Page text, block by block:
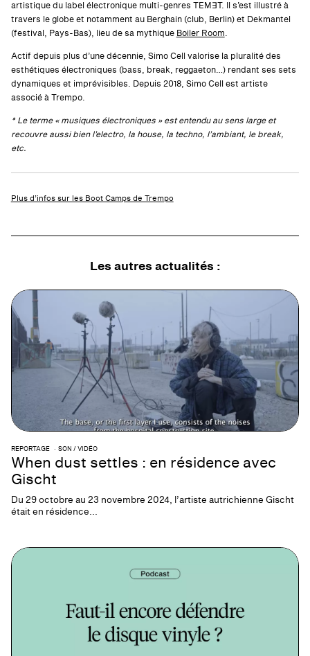
artistique du label électronique multi-genres TEM∃T. Il s’est illustré à
travers le globe et notamment au Berghain (club, Berlin) et Dekmantel
(festival, Pays-Bas), lieu de sa mythique Boiler Room.
Actif depuis plus d’une décennie, Simo Cell valorise la pluralité des
esthétiques électroniques (bass, break, reggaeton…) rendant ses sets
dynamiques et imprévisibles. Depuis 2018, Simo Cell est artiste
associé à Trempo.
* Le terme « musiques électroniques » est entendu au sens large et
recouvre aussi bien l’electro, la house, la techno, l’ambiant, le break,
etc.
Plus d’infos sur les Boot Camps de Trempo
Les autres actualités :
REPORTAGE SON / VIDÉO
When dust settles : en résidence avec
Gischt
Du 29 octobre au 23 novembre 2024, l’artiste autrichienne Gischt
était en résidence...